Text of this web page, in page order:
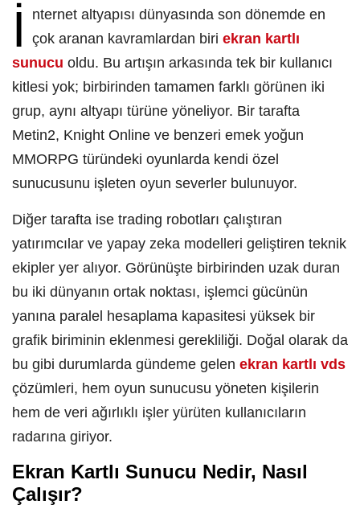
İ
nternet altyapısı dünyasında son dönemde en
çok aranan kavramlardan biri ekran kartlı
sunucu oldu. Bu artışın arkasında tek bir kullanıcı
kitlesi yok; birbirinden tamamen farklı görünen iki
grup, aynı altyapı türüne yöneliyor. Bir tarafta
Metin2, Knight Online ve benzeri emek yoğun
MMORPG türündeki oyunlarda kendi özel
sunucusunu işleten oyun severler bulunuyor.
Diğer tarafta ise trading robotları çalıştıran
yatırımcılar ve yapay zeka modelleri geliştiren teknik
ekipler yer alıyor. Görünüşte birbirinden uzak duran
bu iki dünyanın ortak noktası, işlemci gücünün
yanına paralel hesaplama kapasitesi yüksek bir
grafik biriminin eklenmesi gerekliliği. Doğal olarak da
bu gibi durumlarda gündeme gelen ekran kartlı vds
çözümleri, hem oyun sunucusu yöneten kişilerin
hem de veri ağırlıklı işler yürüten kullanıcıların
radarına giriyor.
Ekran Kartlı Sunucu Nedir, Nasıl
Çalışır?